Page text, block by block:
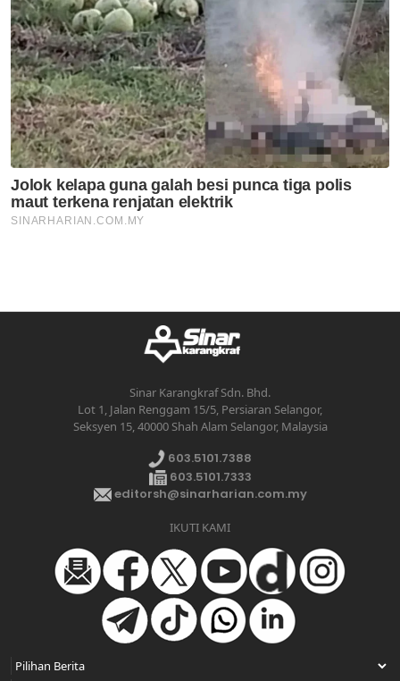
Sinar Karangkraf Sdn. Bhd.
Lot 1, Jalan Renggam 15/5, Persiaran Selangor,
Seksyen 15, 40000 Shah Alam Selangor, Malaysia
603.5101.7388
603.5101.7333
editorsh@sinarharian.com.my
IKUTI KAMI